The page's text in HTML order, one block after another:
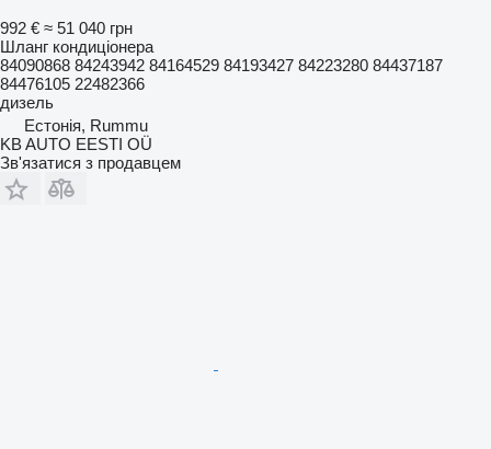
992 € ≈ 51 040 грн
Шланг кондиціонера
84090868 84243942 84164529 84193427 84223280 84437187
84476105 22482366
дизель
Естонія, Rummu
KB AUTO EESTI OÜ
Зв'язатися з продавцем